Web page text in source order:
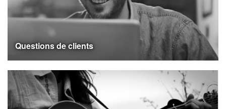
Questions de clients